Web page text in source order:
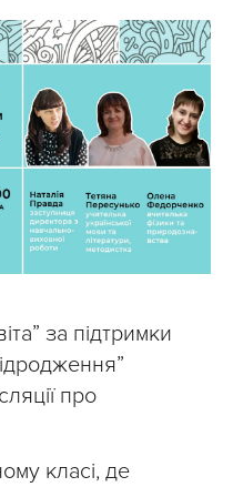
за підтримки
про
класі, де